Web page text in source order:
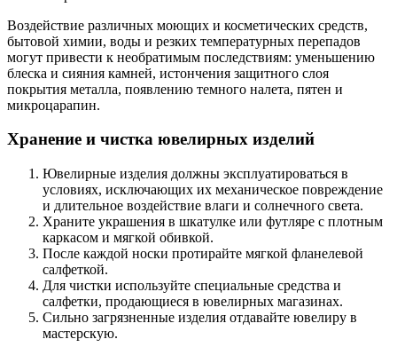
Воздействие различных моющих и косметических средств,
бытовой химии, воды и резких температурных перепадов
могут привести к необратимым последствиям: уменьшению
блеска и сияния камней, истончения защитного слоя
покрытия металла, появлению темного налета, пятен и
микроцарапин.
Хранение и чистка ювелирных изделий
Ювелирные изделия должны эксплуатироваться в
условиях, исключающих их механическое повреждение
и длительное воздействие влаги и солнечного света.
Храните украшения в шкатулке или футляре с плотным
каркасом и мягкой обивкой.
После каждой носки протирайте мягкой фланелевой
салфеткой.
Для чистки используйте специальные средства и
салфетки, продающиеся в ювелирных магазинах.
Сильно загрязненные изделия отдавайте ювелиру в
мастерскую.